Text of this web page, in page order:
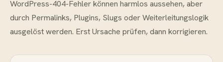
WordPress-404-Fehler können harmlos aussehen, aber
durch Permalinks, Plugins, Slugs oder Weiterleitungslogik
ausgelöst werden. Erst Ursache prüfen, dann korrigieren.